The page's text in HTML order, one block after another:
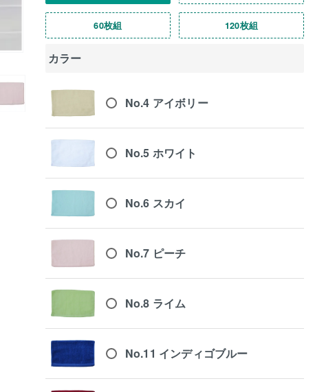
60枚組 120枚組
カラー
No.4 アイボリー
No.5 ホワイト
No.6 スカイ
No.7 ピーチ
No.8 ライム
No.11 インディゴブルー